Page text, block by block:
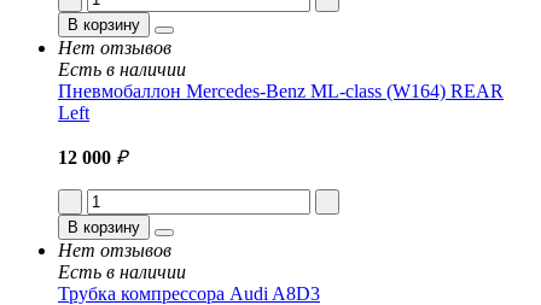
В корзину
Нет отзывов
Есть в наличии
Пневмобаллон Mercedes-Benz ML-class (W164) REAR
Left
12 000 ₽
В корзину
Нет отзывов
Есть в наличии
Трубка компрессора Audi A8D3